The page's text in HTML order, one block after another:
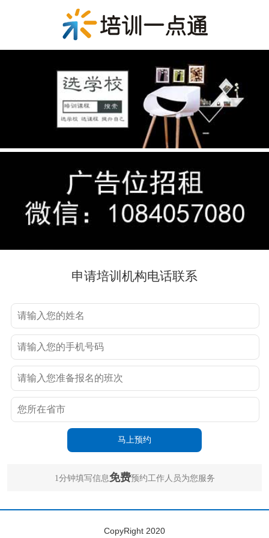
申请培训机构电话联系
1分钟填写信息免费预约工作人员为您服务
CopyRight 2020